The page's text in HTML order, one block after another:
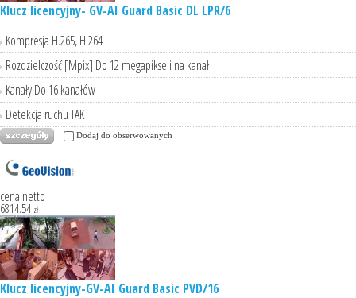
Klucz licencyjny- GV-AI Guard Basic DL LPR/6
Kompresja H.265, H.264
Rozdzielczość [Mpix] Do 12 megapikseli na kanał
Kanały Do 16 kanałów
Detekcja ruchu TAK
Dodaj do obserwowanych
cena netto
6814.54 zł
Klucz licencyjny-GV-AI Guard Basic PVD/16